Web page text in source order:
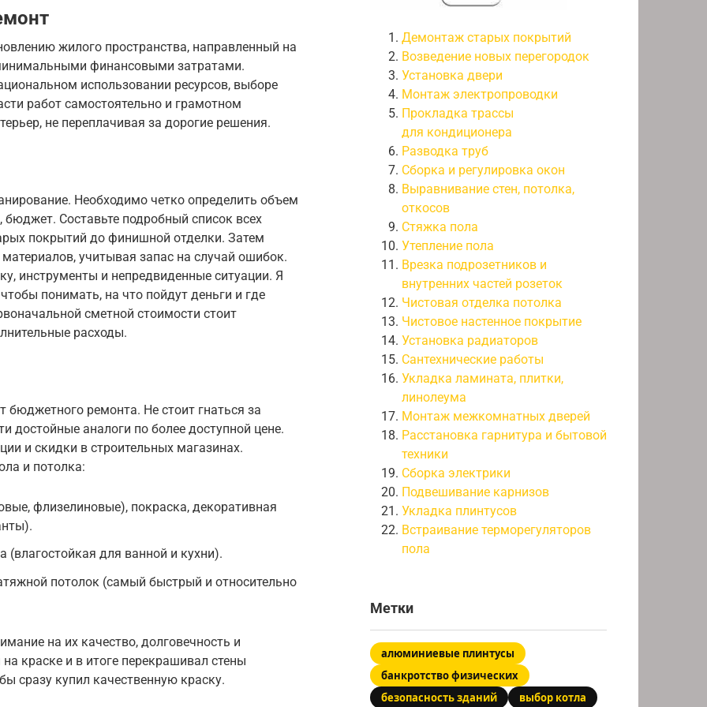
жилого пространства, направленный на
финансовыми затратами.
использовании ресурсов, выборе
работ самостоятельно и грамотном
не переплачивая за дорогие решения.
Необходимо четко определить объем
Составьте подробный список всех
покрытий до финишной отделки. Затем
учитывая запас на случай ошибок.
инструменты и непредвиденные ситуации. Я
понимать, на что пойдут деньги и где
сметной стоимости стоит
расходы.
ремонта. Не стоит гнаться за
достойные аналоги по более доступной цене.
и скидки в строительных магазинах.
и потолка:
флизелиновые), покраска, декоративная
для ванной и кухни).
потолок (самый быстрый и относительно
на их качество, долговечность и
краске и в итоге перекрашивал стены
сразу купил качественную краску.
Демонтаж старых покрытий
Возведение новых перегородок
Установка двери
Монтаж электропроводки
Прокладка трассы
для кондиционера
Разводка труб
Сборка и регулировка окон
Выравнивание стен, потолка,
откосов
Стяжка пола
Утепление пола
Врезка подрозетников и
внутренних частей розеток
Чистовая отделка потолка
Чистовое настенное покрытие
Установка радиаторов
Сантехнические работы
Укладка ламината, плитки,
линолеума
Монтаж межкомнатных дверей
Расстановка гарнитура и бытовой
техники
Сборка электрики
Подвешивание карнизов
Укладка плинтусов
Встраивание терморегуляторов
пола
Метки
алюминиевые плинтусы
банкротство физических
безопасность зданий
выбор котла